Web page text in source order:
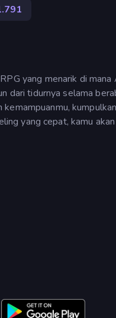
yang menarik di
dari tidurnya selama
yang cepat, kamu